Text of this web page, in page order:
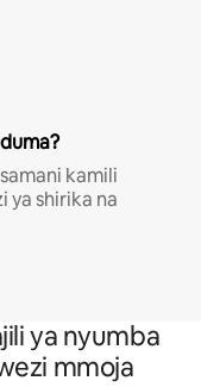
kamili
ya shirika na
ya nyumba
mmoja